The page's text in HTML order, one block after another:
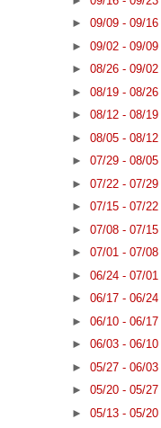
► 09/09 - 09/16
► 09/02 - 09/09
► 08/26 - 09/02
► 08/19 - 08/26
► 08/12 - 08/19
► 08/05 - 08/12
► 07/29 - 08/05
► 07/22 - 07/29
► 07/15 - 07/22
► 07/08 - 07/15
► 07/01 - 07/08
► 06/24 - 07/01
► 06/17 - 06/24
► 06/10 - 06/17
► 06/03 - 06/10
► 05/27 - 06/03
► 05/20 - 05/27
► 05/13 - 05/20